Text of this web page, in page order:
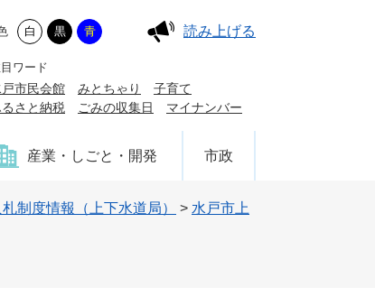
白 黒 青 読み上げる
ワード
市民会館 みとちゃり
子育て
さと納税
ごみの収集日 マイナンバー
産業・しごと・開発 市政
制度情報（上下水道局） > 水戸市上